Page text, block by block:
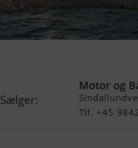
Sælger:
Motor og
Tlf. +45